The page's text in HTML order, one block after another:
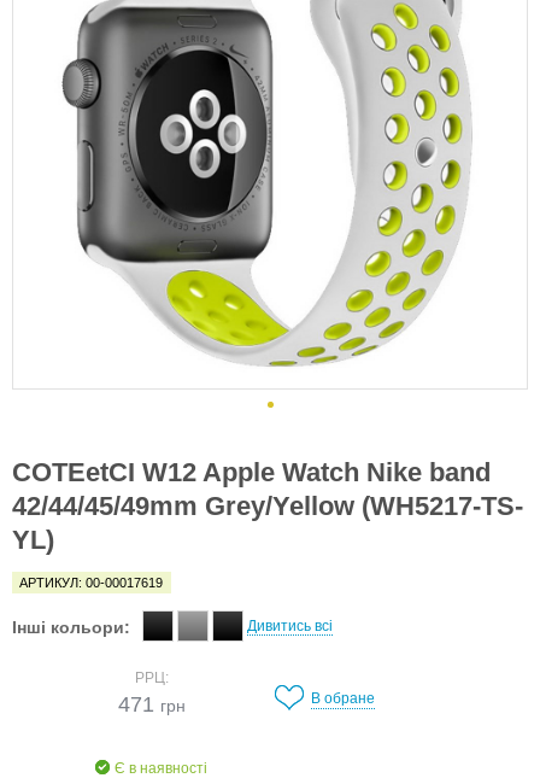
COTEetCI W12 Apple Watch Nike band
42/44/45/49mm Grey/Yellow (WH5217-TS-
YL)
АРТИКУЛ: 00-00017619
Інші кольори: Дивитись всі
РРЦ:
471 грн
Є в наявності
В обране